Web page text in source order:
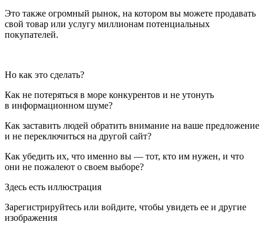
Это также огромный рынок, на котором вы можете продавать
свой товар или услугу миллионам потенциальных
покупателей.
Но как это сделать?
Как не потеряться в море конкурентов и не утонуть
в информационном шуме?
Как заставить людей обратить внимание на ваше предложение
и не переключиться на другой сайт?
Как убедить их, что именно вы — тот, кто им нужен, и что
они не пожалеют о своем выборе?
Здесь есть иллюстрация
Зарегистрируйтесь или войдите, чтобы увидеть ее и другие
изображения